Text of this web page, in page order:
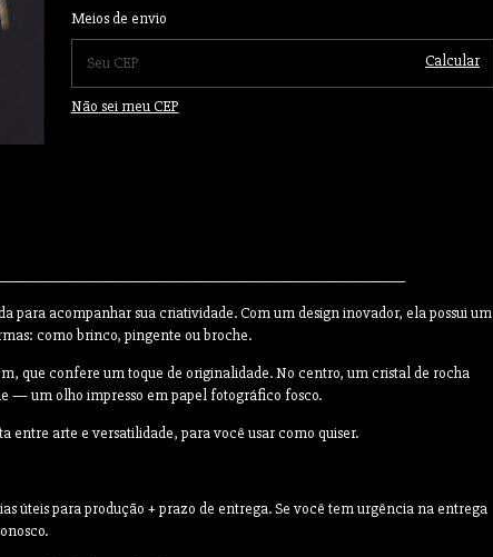
Entregas para o CEP:
Meios de envio
Calcular
Não sei meu CEP
para acompanhar sua criatividade. Com um design inovador, ela possui um
como brinco, pingente ou broche.
que confere um toque de originalidade. No centro, um cristal de rocha
— um olho impresso em papel fotográfico fosco.
entre arte e versatilidade, para você usar como quiser.
úteis para produção + prazo de entrega. Se você tem urgência na entrega